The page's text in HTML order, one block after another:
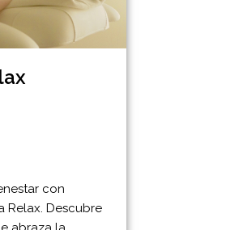
con
Relax. Descubre